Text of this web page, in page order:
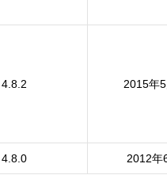
4.8.2 2015年
4.8.0 2012年